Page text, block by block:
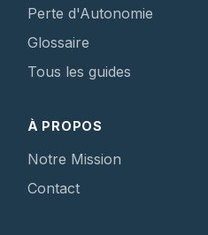
Perte d'Autonomie
Glossaire
Tous les guides
À PROPOS
Notre Mission
Contact